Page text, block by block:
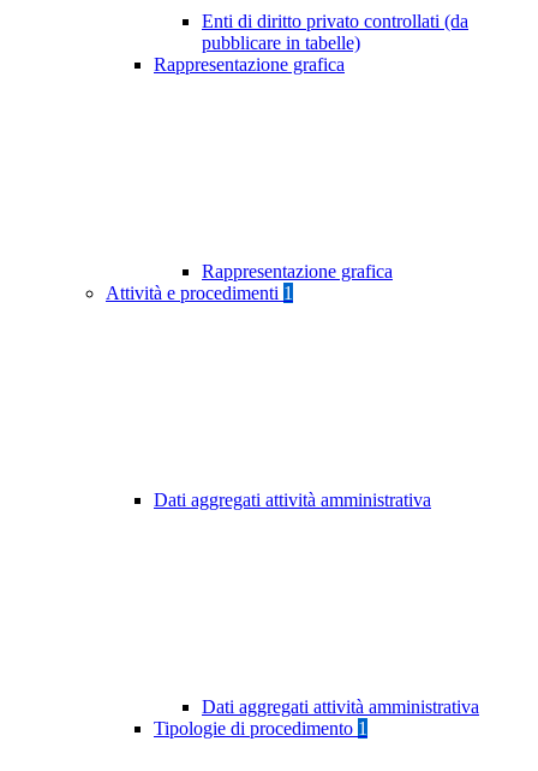
Enti di diritto privato controllati (da
pubblicare in tabelle)
Rappresentazione grafica
Rappresentazione grafica
Attività e procedimenti 1
Dati aggregati attività amministrativa
Dati aggregati attività amministrativa
Tipologie di procedimento 1